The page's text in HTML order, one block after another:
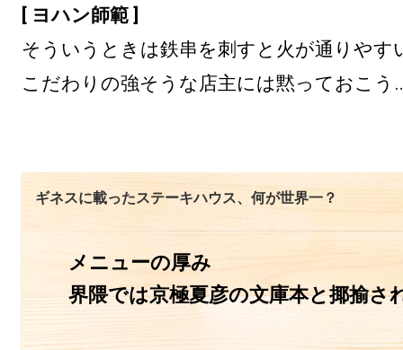
[ ヨハン師範 ]
そういうときは鉄串を刺すと火が通りやす
こだわりの強そうな店主には黙っておこう
ギネスに載ったステーキハウス、何が世界一？
メニューの厚み
界隈では京極夏彦の文庫本と揶揄さ